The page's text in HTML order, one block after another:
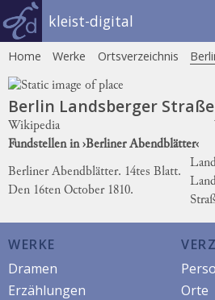
kleist-digital
Home Werke Ortsverzeichnis
Berlin Landsberger Straße
Wikipedia
Fundstellen in ›Berliner Abendblätter‹
Berliner Abendblätter. 14tes Blatt.
Den 16ten October 1810.
WERKE
Dramen
Erzählungen
Orte